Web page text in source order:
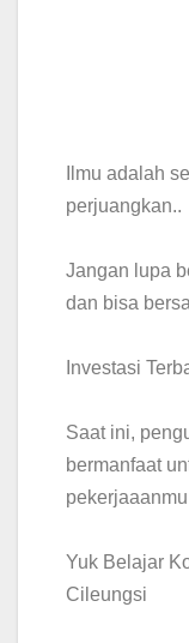
Ilmu adalah
perjuangkan..
Jangan lupa
dan bisa
Investasi
Saat ini,
bermanfaat
pekerjaaanmu
Yuk Belajar
Cileungsi